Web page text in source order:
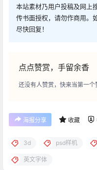
本站素材乃用户投稿及网上
传书面授权，请勿作商用。
尽快回复！
点点赞赏，手留余香
还没有人赞赏，快来当第一个
海报分享 收藏
3d psd样机
英文字体